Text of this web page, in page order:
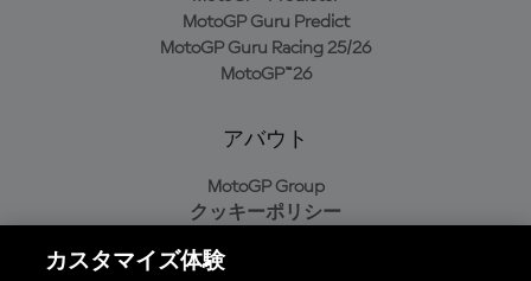
MotoGP Guru Predict
MotoGP Guru Racing 25/26
MotoGP™26
アバウト
MotoGP Group
クッキーポリシー
プライバシーポリシー
カスタマイズ体験